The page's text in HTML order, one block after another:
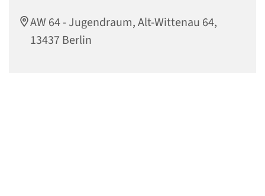
AW 64 - Jugendraum, Alt-Wittenau 64,
13437 Berlin